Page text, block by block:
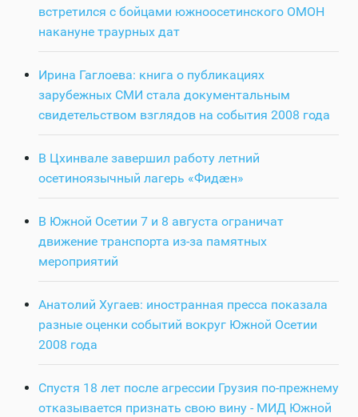
встретился с бойцами южноосетинского ОМОН
накануне траурных дат
Ирина Гаглоева: книга о публикациях
зарубежных СМИ стала документальным
свидетельством взглядов на события 2008 года
В Цхинвале завершил работу летний
осетиноязычный лагерь «Фидӕн»
В Южной Осетии 7 и 8 августа ограничат
движение транспорта из-за памятных
мероприятий
Анатолий Хугаев: иностранная пресса показала
разные оценки событий вокруг Южной Осетии
2008 года
Спустя 18 лет после агрессии Грузия по-прежнему
отказывается признать свою вину - МИД Южной